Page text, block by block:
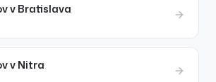
vBratislava
vNitra